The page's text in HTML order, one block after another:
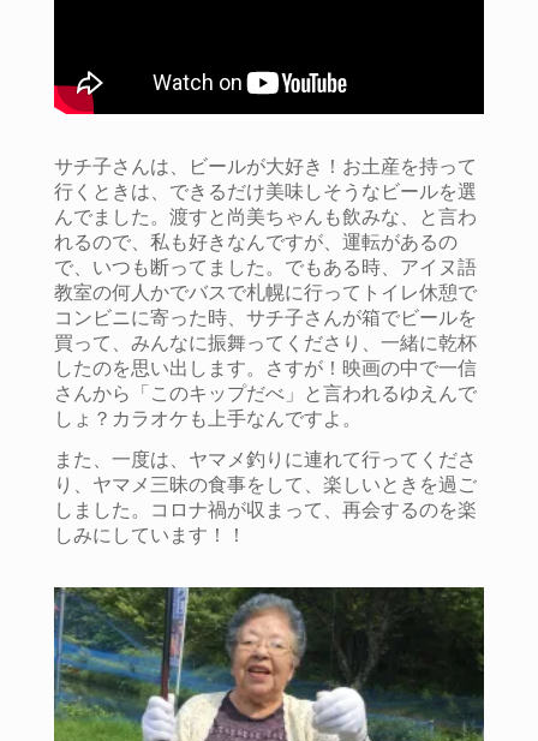
サチ子さんは、ビールが大好き！お土産を持って
行くときは、できるだけ美味しそうなビールを選
んでました。渡すと尚美ちゃんも飲みな、と言わ
れるので、私も好きなんですが、運転があるの
で、いつも断ってました。でもある時、アイヌ語
教室の何人かでバスで札幌に行ってトイレ休憩で
コンビニに寄った時、サチ子さんが箱でビールを
買って、みんなに振舞ってくださり、一緒に乾杯
したのを思い出します。さすが！映画の中で一信
さんから「このキップだべ」と言われるゆえんで
しょ？カラオケも上手なんですよ。
また、一度は、ヤマメ釣りに連れて行ってくださ
り、ヤマメ三昧の食事をして、楽しいときを過ご
しました。コロナ禍が収まって、再会するのを楽
しみにしています！！